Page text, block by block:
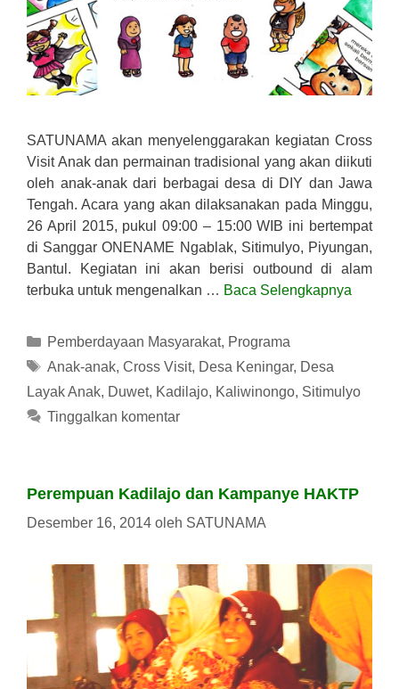
SATUNAMA akan menyelenggarakan kegiatan Cross
Visit Anak dan permainan tradisional yang akan diikuti
oleh anak-anak dari berbagai desa di DIY dan Jawa
Tengah. Acara yang akan dilaksanakan pada Minggu,
26 April 2015, pukul 09:00 – 15:00 WIB ini bertempat
di Sanggar ONENAME Ngablak, Sitimulyo, Piyungan,
Bantul. Kegiatan ini akan berisi outbound di alam
terbuka untuk mengenalkan … Baca Selengkapnya
Kategori
Pemberdayaan Masyarakat, Programa
Tag
Anak-anak, Cross Visit, Desa Keningar, Desa
Layak Anak, Duwet, Kadilajo, Kaliwinongo, Sitimulyo
Tinggalkan komentar
Perempuan Kadilajo dan Kampanye HAKTP
Desember 16, 2014 oleh SATUNAMA